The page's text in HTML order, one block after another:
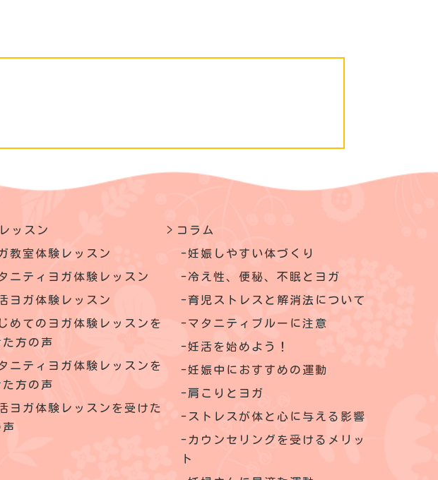
ッスン
教室体験レッスン
ニティヨガ体験レッスン
ヨガ体験レッスン
めてのヨガ体験レッスンを
た方の声
ニティヨガ体験レッスンを
た方の声
ヨガ体験レッスンを受けた
声
コラム
妊娠しやすい体づくり
冷え性、便秘、不眠とヨガ
育児ストレスと解消法について
マタニティブルーに注意
妊活を始めよう！
妊娠中におすすめの運動
肩こりとヨガ
ストレスが体と心に与える影響
カウンセリングを受けるメリッ
ト